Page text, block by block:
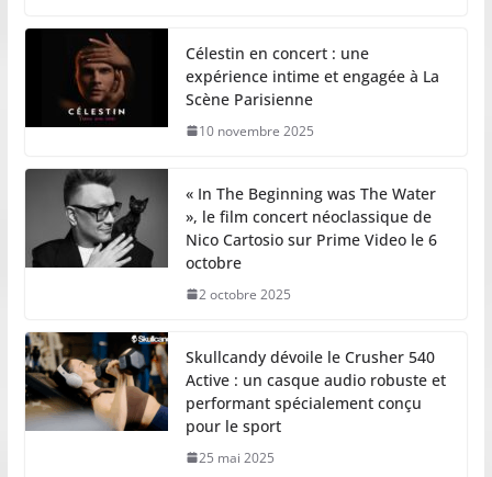
Célestin en concert : une
expérience intime et engagée à La
Scène Parisienne
10 novembre 2025
« In The Beginning was The Water
», le film concert néoclassique de
Nico Cartosio sur Prime Video le 6
octobre
2 octobre 2025
Skullcandy dévoile le Crusher 540
Active : un casque audio robuste et
performant spécialement conçu
pour le sport
25 mai 2025